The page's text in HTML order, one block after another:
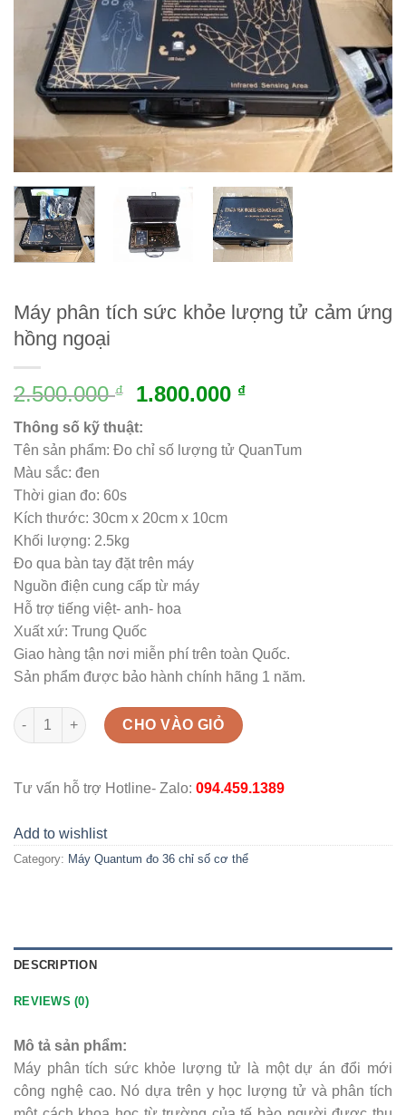
Máy phân tích sức khỏe lượng tử cảm ứng
hồng ngoại
2.500.000₫ 1.800.000 ₫
Thông số kỹ thuật:
Tên sản phẩm: Đo chỉ số lượng tử QuanTum
Màu sắc: đen
Thời gian đo: 60s
Kích thước: 30cm x 20cm x 10cm
Khối lượng: 2.5kg
Đo qua bàn tay đặt trên máy
Nguồn điện cung cấp từ máy
Hỗ trợ tiếng việt- anh- hoa
Xuất xứ: Trung Quốc
Giao hàng tận nơi miễn phí trên toàn Quốc.
Sản phẩm được bảo hành chính hãng 1 năm.
Máy phân tích sức khỏe lượng tử cảm ứng hồng ngoại
CHO VÀO GIỎ
Tư vấn hỗ trợ Hotline- Zalo: 094.459.1389
Add to wishlist
Category: Máy Quantum đo 36 chỉ số cơ thể
DESCRIPTION
REVIEWS (0)
Mô tả sản phẩm:
Máy phân tích sức khỏe lượng tử là một dự án đổi mới
công nghệ cao. Nó dựa trên y học lượng tử và phân tích